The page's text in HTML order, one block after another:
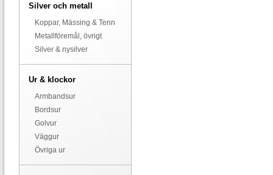
Silver och metall
Koppar, Mässing & Tenn
Metallföremål, övrigt
Silver & nysilver
Ur & klockor
Armbandsur
Bordsur
Golvur
Väggur
Övriga ur